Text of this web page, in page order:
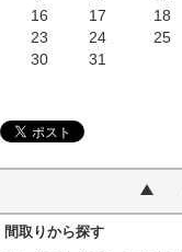
16
17 18
23
24 25
30
31
間取りから探す